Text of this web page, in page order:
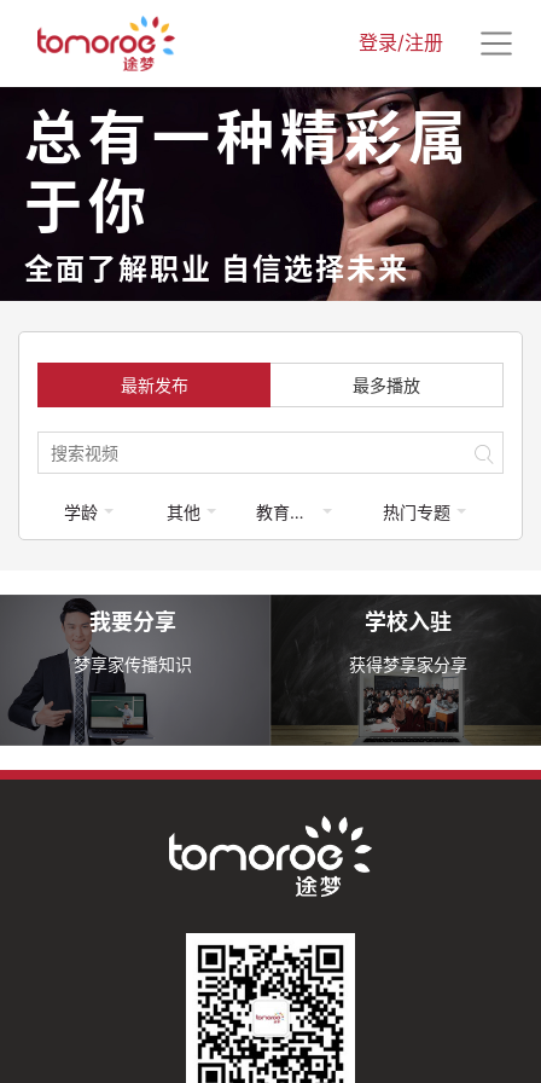
登录/注册
总有一种精彩属
于你
全面了解职业 自信选择未来
最新发布 最多播放
学龄 其他 教育类-体育运动 热门专题
我要分享
梦享家传播知识
学校入驻
获得梦享家分享